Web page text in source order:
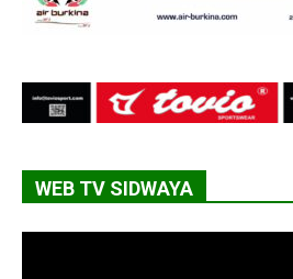
WEB TV SIDWAYA